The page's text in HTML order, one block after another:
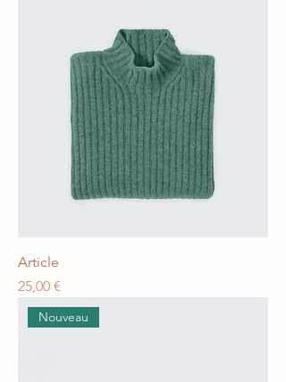
Article
Prix
25,00 €
Nouveau